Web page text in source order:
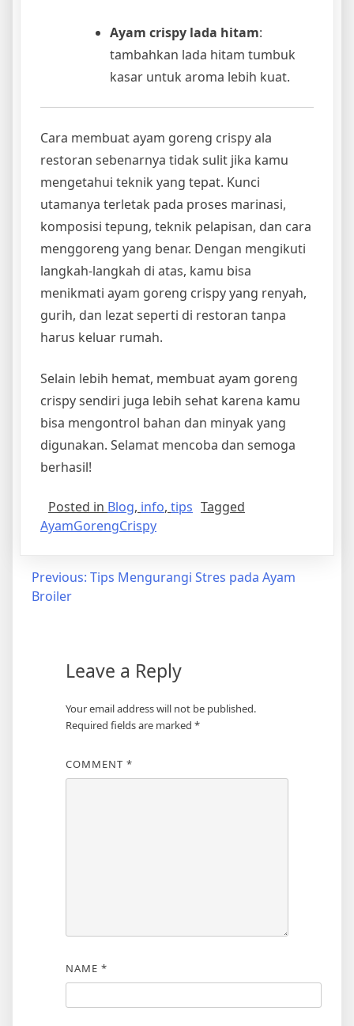
Ayam crispy lada hitam:
tambahkan lada hitam tumbuk
kasar untuk aroma lebih kuat.
Cara membuat ayam goreng crispy ala
restoran sebenarnya tidak sulit jika kamu
mengetahui teknik yang tepat. Kunci
utamanya terletak pada proses marinasi,
komposisi tepung, teknik pelapisan, dan cara
menggoreng yang benar. Dengan mengikuti
langkah-langkah di atas, kamu bisa
menikmati ayam goreng crispy yang renyah,
gurih, dan lezat seperti di restoran tanpa
harus keluar rumah.
Selain lebih hemat, membuat ayam goreng
crispy sendiri juga lebih sehat karena kamu
bisa mengontrol bahan dan minyak yang
digunakan. Selamat mencoba dan semoga
berhasil!
Posted in Blog, info, tips Tagged
AyamGorengCrispy
Post
navigation
Previous: Tips Mengurangi Stres pada Ayam
Broiler
Leave a Reply
Your email address will not be published.
Required fields are marked *
COMMENT *
NAME *